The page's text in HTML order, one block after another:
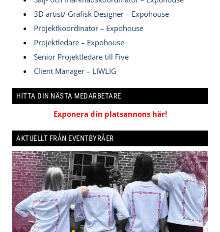
3D artist/ Grafisk Designer – Expohouse
Projektkoordinator – Expohouse
Projektledare – Expohouse
Senior Projektledare till Five
Client Manager – LIWLIG
HITTA DIN NÄSTA MEDARBETARE
Exponera din platsannons här!
AKTUELLT FRÅN EVENTBYRÅER